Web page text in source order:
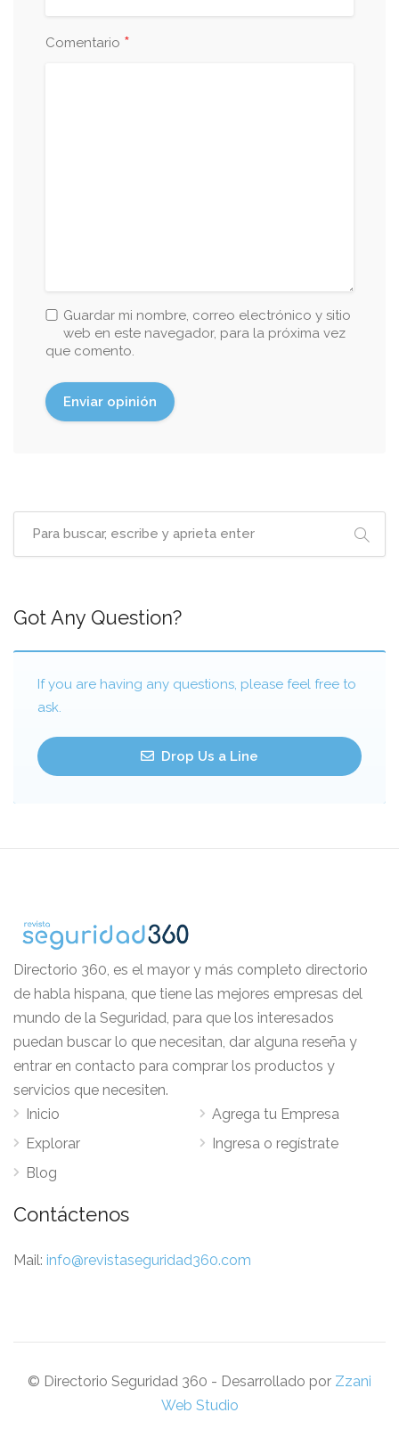
Comentario *
Guardar mi nombre, correo electrónico y sitio
web en este navegador, para la próxima vez
que comento.
Got Any Question?
If you are having any questions, please feel free to
ask.
Drop Us a Line
Directorio 360, es el mayor y más completo directorio
de habla hispana, que tiene las mejores empresas del
mundo de la Seguridad, para que los interesados
puedan buscar lo que necesitan, dar alguna reseña y
entrar en contacto para comprar los productos y
servicios que necesiten.
Inicio
Explorar
Blog
Agrega tu Empresa
Ingresa o regístrate
Contáctenos
Mail: info@revistaseguridad360.com
© Directorio Seguridad 360 - Desarrollado por Zzani
Web Studio